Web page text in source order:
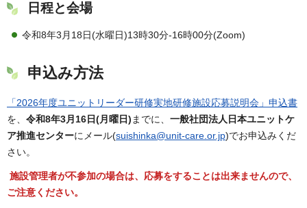
日程と会場
令和8年3月18日(水曜日)13時30分-16時00分(Zoom)
申込み方法
「2026年度ユニットリーダー研修実地研修施設応募説明会」申込書
を、 令和8年3月16日(月曜日) までに、 一般社団法人日本ユニットケ
ア推進センターにメール(suishinka@unit-care.or.jp)でお申込みくだ
さい。
施設管理者が不参加の場合は、応募をすることは出来ませんので、
ご注意ください。